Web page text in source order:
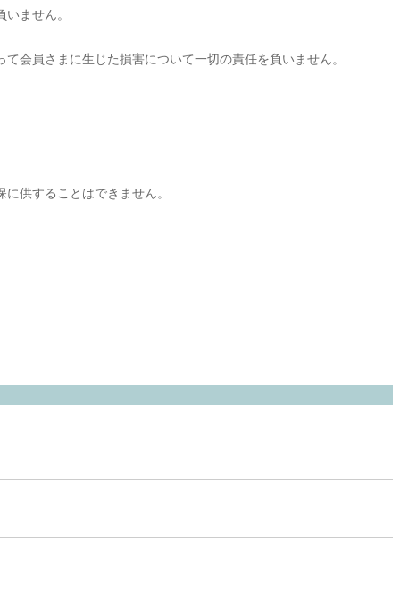
ません。
会員さまに生じた損害について一切の責任を負いません。
供することはできません。